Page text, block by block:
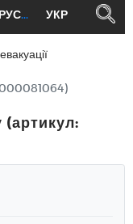
РУС УКР
000081064)
(артикул: